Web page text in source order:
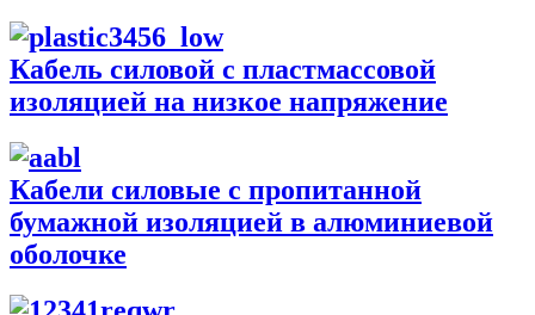
Кабель силовой с пластмассовой
изоляцией на низкое напряжение
Кабели силовые с пропитанной
бумажной изоляцией в алюминиевой
оболочке